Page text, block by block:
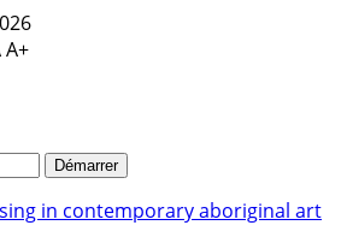
A+
in contemporary aboriginal art